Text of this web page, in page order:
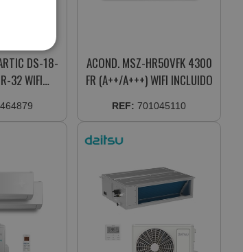
DS-18-
32 WIFI
ACOND. MSZ-HR50VFK 4300
FR (A++/A+++) WIFI INCLUIDO
REF: 701045110